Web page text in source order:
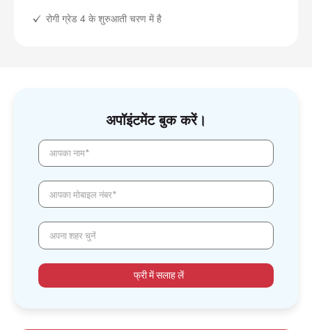
रोगी ग्रेड 4 के शुरुआती चरण में है
अपॉइंटमेंट बुक करें।
आपका नाम*
आपका मोबाइल नंबर*
अपना शहर चुनें
फ्री में सलाह लें